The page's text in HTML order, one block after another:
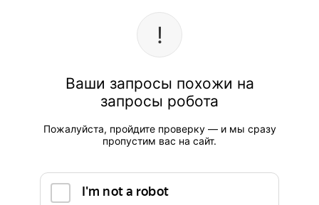
Ваши запросы похожи на
запросы робота
Пожалуйста, пройдите проверку — и мы сразу
пропустим вас на сайт.